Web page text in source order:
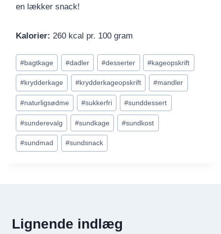
en lækker snack!
Kalorier: 260 kcal pr. 100 gram
Indlæg-
tags:
#bagtkage #dadler #desserter #kageopskrift
#krydderkage #krydderkageopskrift #mandler
#naturligsødme #sukkerfri #sunddessert
#sunderevalg #sundkage #sundkost
#sundmad #sundsnack
Lignende indlæg